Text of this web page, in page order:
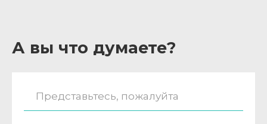
А вы что думаете?